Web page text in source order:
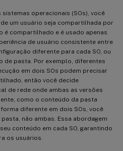
operacionais (SOs), você
um usuário seja compartilhada por
é compartilhado e é usado apenas
de usuário consistente entre
diferente para cada SO, ou
de pasta. Por exemplo, diferentes
em dois SOs podem precisar
então você decide
de rede onde ambas as versões
como o conteúdo da pasta
diferente em dois SOs, você
não ambas. Essa abordagem
conteúdo em cada SO, garantindo
os usuários.